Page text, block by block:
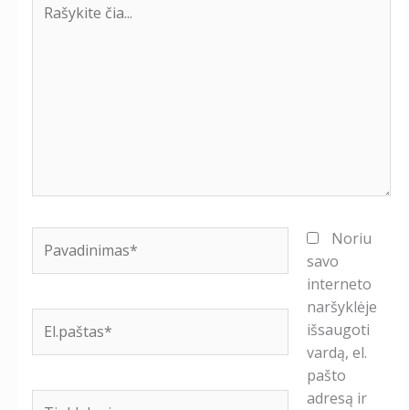
čia...
Noriu
savo
interneto
naršyklėje
išsaugoti
vardą, el.
pašto
adresą ir